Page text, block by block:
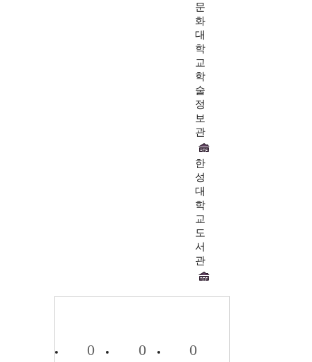
문
화
대
학
교
학
술
정
보
관
한
성
대
학
교
도
서
관
0 0 0